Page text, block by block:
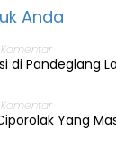
Anda
Komentar
di Pandeglang
Komentar
Yang